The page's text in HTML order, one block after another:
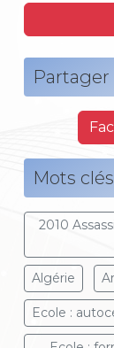
Partager
Mots clés
2010
Algérie
Ecole :